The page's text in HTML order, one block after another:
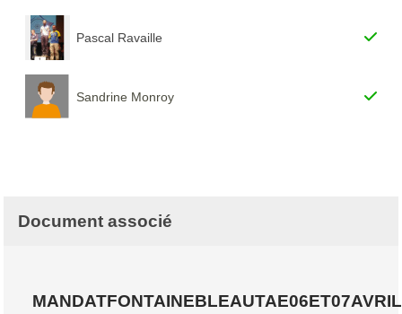
Pascal Ravaille
Sandrine Monroy
Document associé